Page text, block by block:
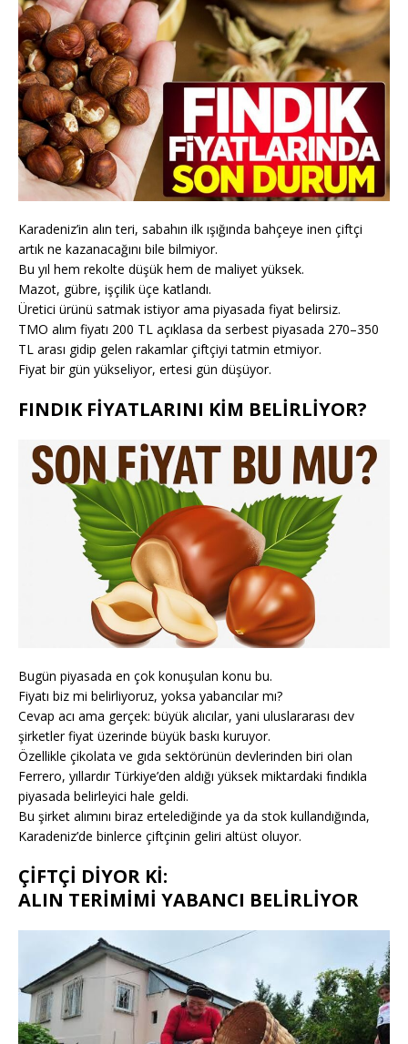
Karadeniz’in alın teri, sabahın ilk ışığında bahçeye inen çiftçi
artık ne kazanacağını bile bilmiyor.
Bu yıl hem rekolte düşük hem de maliyet yüksek.
Mazot, gübre, işçilik üçe katlandı.
Üretici ürünü satmak istiyor ama piyasada fiyat belirsiz.
TMO alım fiyatı 200 TL açıklasa da serbest piyasada 270–350
TL arası gidip gelen rakamlar çiftçiyi tatmin etmiyor.
Fiyat bir gün yükseliyor, ertesi gün düşüyor.
FINDIK FİYATLARINI KİM BELİRLİYOR?
Bugün piyasada en çok konuşulan konu bu.
Fiyatı biz mi belirliyoruz, yoksa yabancılar mı?
Cevap acı ama gerçek: büyük alıcılar, yani uluslararası dev
şirketler fiyat üzerinde büyük baskı kuruyor.
Özellikle çikolata ve gıda sektörünün devlerinden biri olan
Ferrero, yıllardır Türkiye’den aldığı yüksek miktardaki fındıkla
piyasada belirleyici hale geldi.
Bu şirket alımını biraz ertelediğinde ya da stok kullandığında,
Karadeniz’de binlerce çiftçinin geliri altüst oluyor.
ÇİFTÇİ DİYOR Kİ:
ALIN TERİMİMİ YABANCI BELİRLİYOR